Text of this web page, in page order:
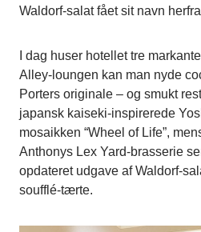
Waldorf-salat fået sit navn
I dag huser hotellet tre
Alley-loungen kan man nyde
Porters originale – og smukt
japansk kaiseki-inspirerede
mosaikken “Wheel of Life”,
Anthonys Lex Yard-brasserie
opdateret udgave af Waldorf-
soufflé-tærte.